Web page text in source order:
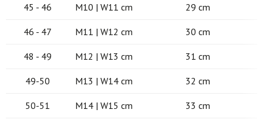
45 - 46 M10 | W11 cm 29 cm
46 - 47 M11 | W12 cm 30 cm
48 - 49 M12 | W13 cm 31 cm
49-50 M13 | W14 cm 32 cm
50-51 M14 | W15 cm 33 cm